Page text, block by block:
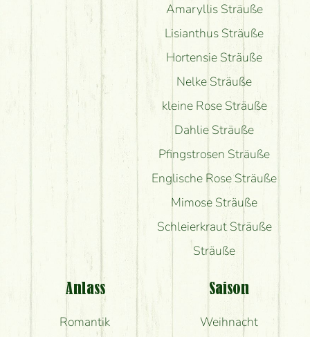
Amaryllis Sträuße
Lisianthus Sträuße
Hortensie Sträuße
Nelke Sträuße
kleine Rose Sträuße
Dahlie Sträuße
Pfingstrosen Sträuße
Englische Rose Sträuße
Mimose Sträuße
Schleierkraut Sträuße
Sträuße
Anlass
Romantik
Saison
Weihnacht